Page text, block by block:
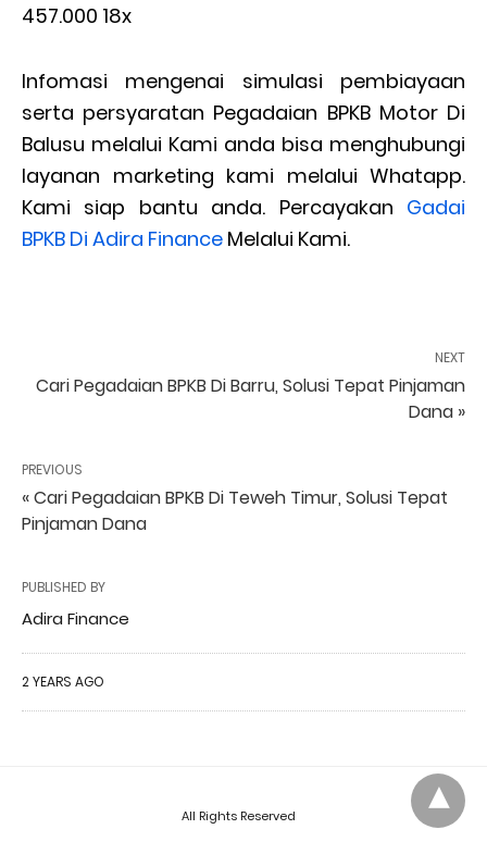
457.000 18x
Infomasi mengenai simulasi pembiayaan
serta persyaratan Pegadaian BPKB Motor Di
Balusu melalui Kami anda bisa menghubungi
layanan marketing kami melalui Whatapp.
Kami siap bantu anda. Percayakan Gadai
BPKB Di Adira Finance Melalui Kami.
NEXT
Cari Pegadaian BPKB Di Barru, Solusi Tepat Pinjaman
Dana »
PREVIOUS
« Cari Pegadaian BPKB Di Teweh Timur, Solusi Tepat
Pinjaman Dana
PUBLISHED BY
Adira Finance
2 YEARS AGO
All Rights Reserved